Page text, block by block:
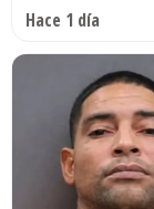
Hace 1 día